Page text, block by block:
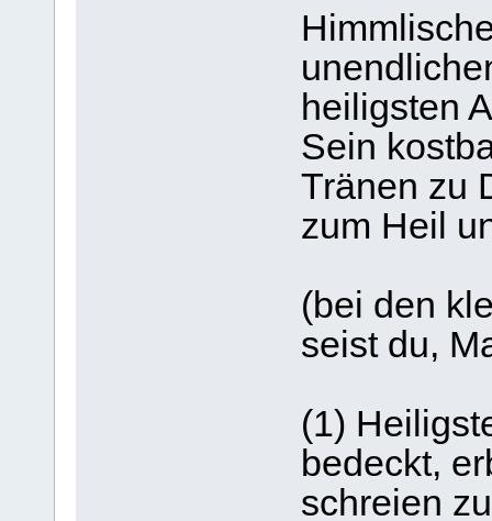
heiligsten
Sein
Tränen zu
zum Heil
(bei den
seist du,
(1)
bedeckt,
schreien